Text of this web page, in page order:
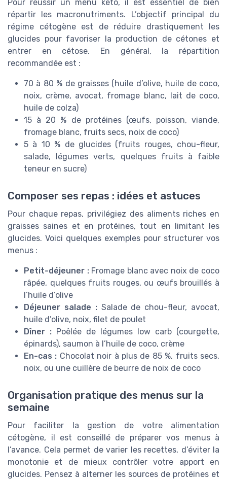
Pour réussir un menu keto, il est essentiel de bien
répartir les macronutriments. L’objectif principal du
régime cétogène est de réduire drastiquement les
glucides pour favoriser la production de cétones et
entrer en cétose. En général, la répartition
recommandée est :
70 à 80 % de graisses (huile d’olive, huile de coco,
noix, crème, avocat, fromage blanc, lait de coco,
huile de colza)
15 à 20 % de protéines (œufs, poisson, viande,
fromage blanc, fruits secs, noix de coco)
5 à 10 % de glucides (fruits rouges, chou-fleur,
salade, légumes verts, quelques fruits à faible
teneur en sucre)
Composer ses repas : idées et astuces
Pour chaque repas, privilégiez des aliments riches en
graisses saines et en protéines, tout en limitant les
glucides. Voici quelques exemples pour structurer vos
menus :
Petit-déjeuner :Fromage blanc avec noix de coco
râpée, quelques fruits rouges, ou œufs brouillés à
l’huile d’olive
Déjeuner salade :Salade de chou-fleur, avocat,
huile d’olive, noix, filet de poulet
Dîner : Poêlée de légumes low carb (courgette,
épinards), saumon à l’huile de coco, crème
En-cas : Chocolat noir à plus de 85 %, fruits secs,
noix, ou une cuillère de beurre de noix de coco
Organisation pratique des menus sur la
semaine
Pour faciliter la gestion de votre alimentation
cétogène, il est conseillé de préparer vos menus à
l’avance. Cela permet de varier les recettes, d’éviter la
monotonie et de mieux contrôler votre apport en
glucides. Pensez à alterner les sources de protéines et